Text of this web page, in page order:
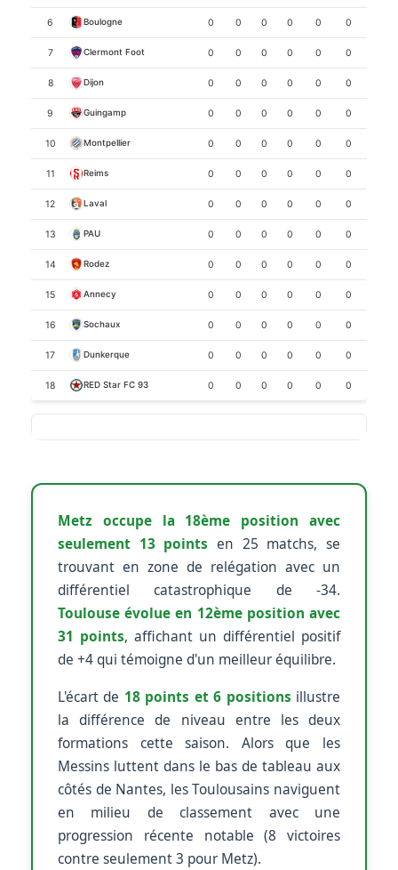
6 Boulogne 0 0 0 0 0 0
7 Clermont Foot 0 0 0 0 0 0
8 Dijon 0 0 0 0 0 0
9 Guingamp 0 0 0 0 0 0
10 Montpellier 0 0 0 0 0 0
11 Reims 0 0 0 0 0 0
12 Laval 0 0 0 0 0 0
13 PAU 0 0 0 0 0 0
14 Rodez 0 0 0 0 0 0
15 Annecy 0 0 0 0 0 0
16 Sochaux 0 0 0 0 0 0
17 Dunkerque 0 0 0 0 0 0
18 RED Star FC 93 0 0 0 0 0 0
Metz occupe la 18ème position avec
seulement 13 points en 25 matchs, se
trouvant en zone de relégation avec un
différentiel catastrophique de -34.
Toulouse évolue en 12ème position avec
31 points, affichant un différentiel positif
de +4 qui témoigne d'un meilleur équilibre.
L'écart de 18 points et 6 positions illustre
la différence de niveau entre les deux
formations cette saison. Alors que les
Messins luttent dans le bas de tableau aux
côtés de Nantes, les Toulousains naviguent
en milieu de classement avec une
progression récente notable (8 victoires
contre seulement 3 pour Metz).